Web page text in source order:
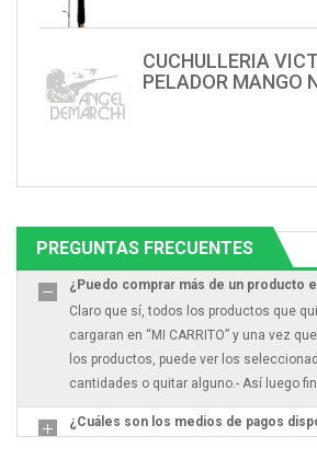
CUCHULLERIA
PELADOR MANGO
PREGUNTAS FRECUENTES
¿Puedo comprar más de un producto
Claro que sí, todos los productos que
cargaran en “MI CARRITO” y una vez
los productos, puede ver los
cantidades o quitar alguno.- Así luego
¿Cuáles son los medios de pagos